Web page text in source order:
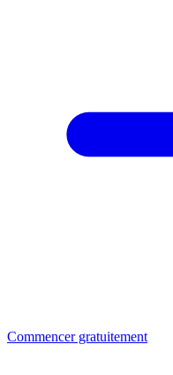
Commencer gratuitement